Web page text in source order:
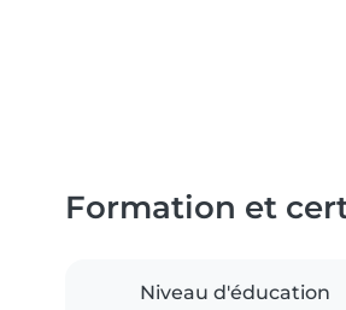
Formation et
Niveau d'éducation